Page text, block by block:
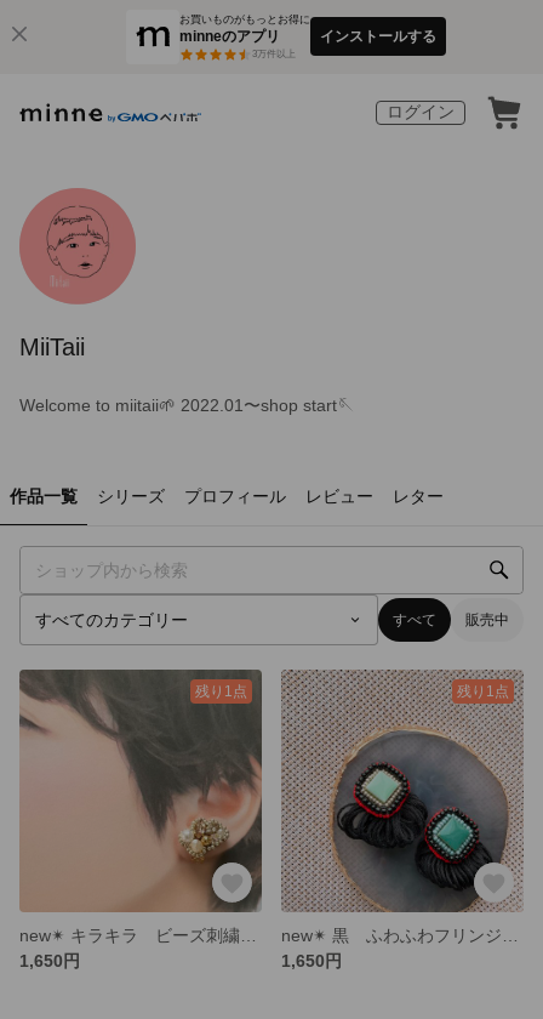
お買いものがもっとお得に
minneのアプリ
3万件以上
インストールする
ログイン
MiiTaii
Welcome to miitaii🌱 2022.01〜shop start🪡
作品一覧 シリーズ プロフィール レビュー レター
すべて 販売中
残り1点
1,650円
残り1点
1,650円